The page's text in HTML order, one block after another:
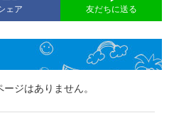
ェア 友だちに送る
ジはありません。